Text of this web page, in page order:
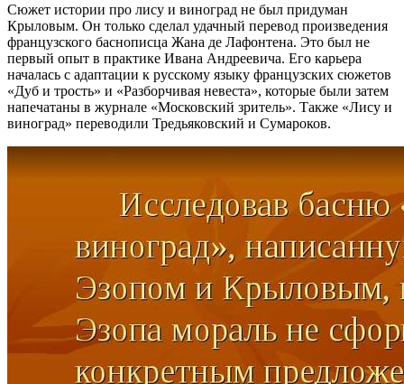
Сюжет истории про лису и виноград не был придуман
Крыловым. Он только сделал удачный перевод произведения
французского баснописца Жана де Лафонтена. Это был не
первый опыт в практике Ивана Андреевича. Его карьера
началась с адаптации к русскому языку французских сюжетов
«Дуб и трость» и «Разборчивая невеста», которые были затем
напечатаны в журнале «Московский зритель». Также «Лису и
виноград» переводили Тредьяковский и Сумароков.